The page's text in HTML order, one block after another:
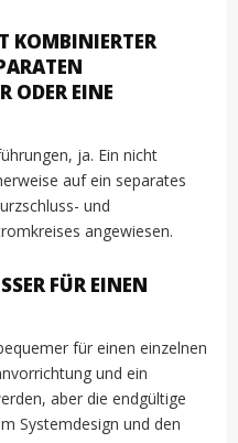
KOMBINIERTER
ODER EINE
ja. Ein nicht
auf ein separates
und
angewiesen.
FÜR EINEN
für einen einzelnen
und ein
aber die endgültige
Systemdesign und den